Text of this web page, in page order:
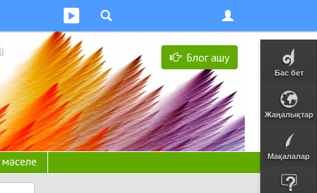
Бас бет
Жаңалықтар
Мақалалар
Блог ашу
мәселе